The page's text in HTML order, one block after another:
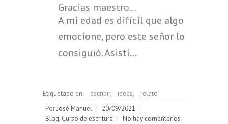
Gracias maestro...
A mi edad es difícil que algo te
emocione, pero este señor lo
consiguió. Asistí…
Etiquetado en: escribir, ideas,
relato
PorJosé Manuel | 20/09/2021 |
Blog, Curso de escritura | No hay comentarios